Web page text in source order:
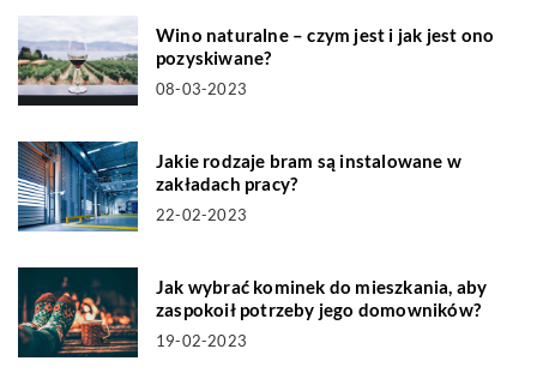
Wino naturalne – czym jest i jak jest ono
pozyskiwane?
08-03-2023
Jakie rodzaje bram są instalowane w
zakładach pracy?
22-02-2023
Jak wybrać kominek do mieszkania, aby
zaspokoił potrzeby jego domowników?
19-02-2023